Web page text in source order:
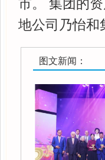
市。 集团的
地公司乃怡和
图文新闻：